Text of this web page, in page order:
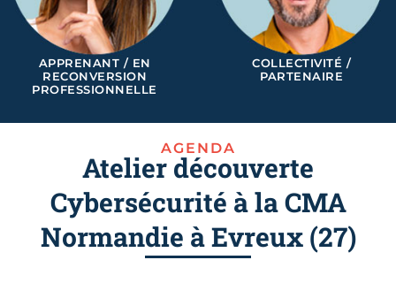
APPRENANT / EN
RECONVERSION
PROFESSIONNELLE
COLLECTIVITÉ /
PARTENAIRE
AGENDA
Atelier découverte
Cybersécurité à la CMA
Normandie à Evreux (27)